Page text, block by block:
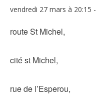
vendredi 27 mars à 20:15 -
route St Michel,
cité st Michel,
rue de l’Esperou,